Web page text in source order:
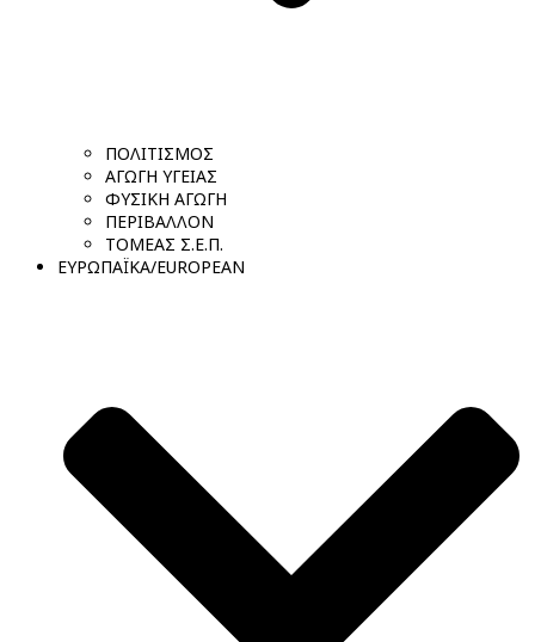
ΠΟΛΙΤΙΣΜΟΣ
ΑΓΩΓΗ ΥΓΕΙΑΣ
ΦΥΣΙΚΗ ΑΓΩΓΗ
ΠΕΡΙΒΑΛΛΟΝ
ΤΟΜΕΑΣ Σ.Ε.Π.
ΕΥΡΩΠΑΪΚΑ/EUROPEAN